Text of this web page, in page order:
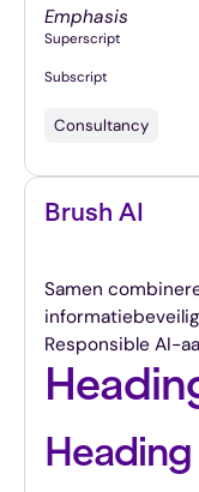
Emphasis
Superscript
Subscript
Consultancy
Brush AI
Samen
Responsible AI-
Heading